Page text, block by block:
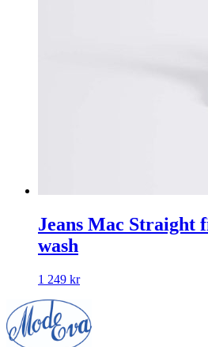
Jeans Mac Straight
wash
1 249 kr